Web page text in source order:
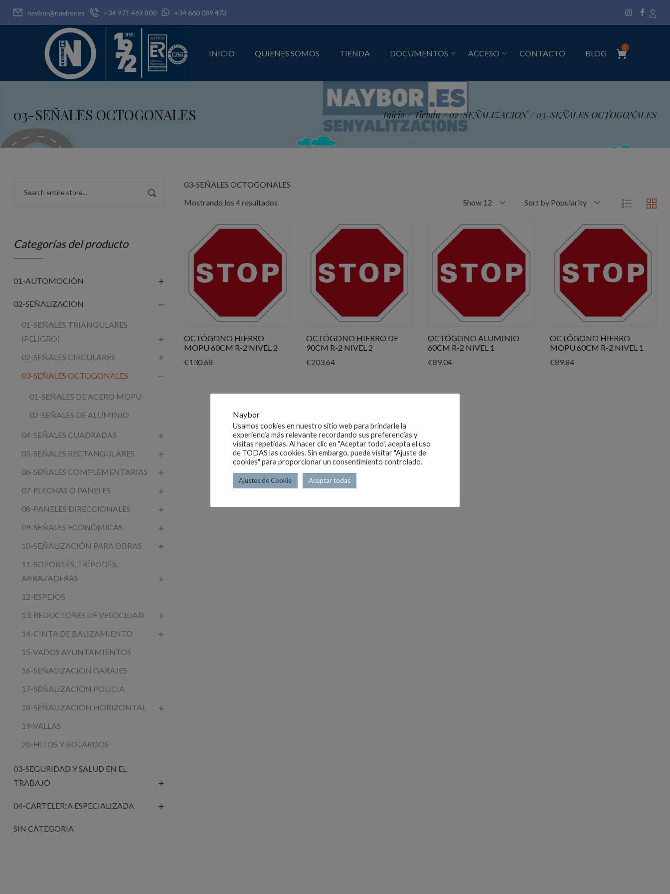
naybor@naybor.es +34 971 469 800 +34 660 089 473
INICIO QUIENES SOMOS TIENDA DOCUMENTOS ACCESO CONTACTO BLOG
0
03-SEÑALES OCTOGONALES Inicio / Tienda / 02-SEÑALIZACION / 03-SEÑALES OCTOGONALES
Categorías del producto
01-AUTOMOCIÓN
02-SEÑALIZACION
01-SEÑALES TRIANGULARES
(PELIGRO)
02-SEÑALES CIRCULARES
03-SEÑALES OCTOGONALES
01-SEÑALES DE ACERO MOPU
02-SEÑALES DE ALUMINIO
04-SEÑALES CUADRADAS
05-SEÑALES RECTANGULARES
06-SEÑALES COMPLEMENTARIAS
07-FLECHAS O PANELES
08-PANELES DIRECCIONALES
09-SEÑALES ECONÓMICAS
10-SEÑALIZACIÓN PARA OBRAS
11-SOPORTES, TRÍPODES,
ABRAZADERAS
12-ESPEJOS
13-REDUCTORES DE VELOCIDAD
14-CINTA DE BALIZAMIENTO
15-VADOS AYUNTAMIENTOS
16-SEÑALIZACION GARAJES
17-SEÑALIZACIÓN POLICIA
18-SEÑALIZACIÓN HORIZONTAL
19-VALLAS
20-HITOS Y BOLARDOS
03-SEGURIDAD Y SALUD EN EL
TRABAJO
04-CARTELERIA ESPECIALIZADA
SIN CATEGORIA
03-SEÑALES OCTOGONALES
Mostrando los 4 resultados
Show 12 Sort by Popularity
OCTÓGONO HIERRO
MOPU 60CM R-2 NIVEL 2
€130.68
OCTÓGONO HIERRO DE
90CM R-2 NIVEL 2
€203.64
OCTÓGONO ALUMINIO
60CM R-2 NIVEL 1
€89.04
OCTÓGONO HIERRO
MOPU 60CM R-2 NIVEL 1
€89.84
Naybor
Usamos cookies en nuestro sitio web para brindarle la
experiencia más relevante recordando sus preferencias y
visitas repetidas. Al hacer clic en "Aceptar todo", acepta el uso
de TODAS las cookies. Sin embargo, puede visitar "Ajuste de
cookies" para proporcionar un consentimiento controlado.
Ajustes de Cookie Aceptar todas